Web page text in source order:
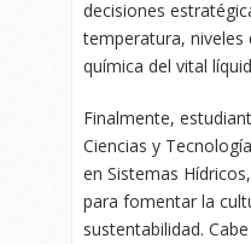
decisiones
temperatura,
química del vital
Finalmente,
Ciencias y
en Sistemas
para fomentar la
sustentabilidad.